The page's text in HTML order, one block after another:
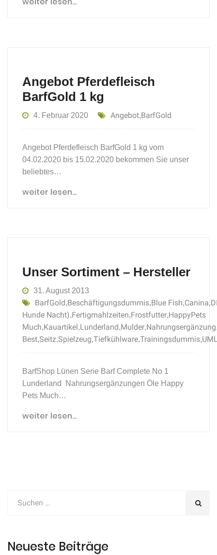
Angebot Pferdefleisch
BarfGold 1 kg
4. Februar 2020 Angebot,BarfGold
Angebot Pferdefleisch BarfGold 1 kg vom
04.02.2020 bis 15.02.2020 bekommen Sie unser
beliebtes…
weiter lesen...
Unser Sortiment – Hersteller
31. August 2013
BarfGold,Beschäftigungsdummis,Blue Fish,Canina,
Hunde Nacht),Fertigmahlzeiten,Frostfutter,HappyPets
Much,Kauartikel,Lunderland,Mulder,Nahrungsergänzung
Best,Seitz,Spielzeug,Tiefkühlware,Trainingsdummis,
BarfShop Lünen Serie Barf Complete No 1
Lunderland Nahrungsergänzungen Öle Happy
Pets Much…
weiter lesen...
Neueste Beiträge